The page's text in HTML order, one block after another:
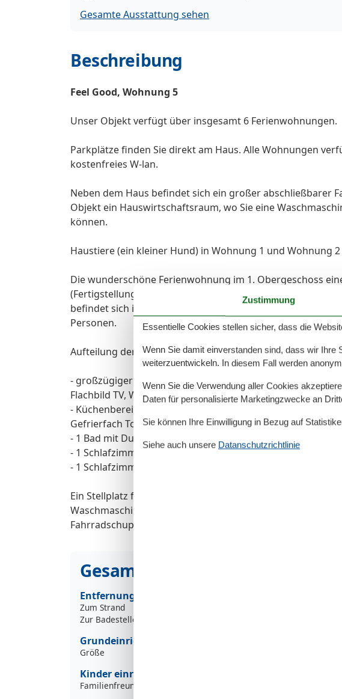
Gesamte Ausstattung sehen
Beschreibung
Feel Good, Wohnung 5
Unser Objekt verfügt über insgesamt 6 Ferienwohnungen.
Parkplätze finden Sie direkt am Haus. Alle Wohnungen
kostenfreies W-lan.
Neben dem Haus befindet sich ein großer abschließbarer
Objekt ein Hauswirtschaftsraum, wo Sie eine
können.
Haustiere (ein kleiner Hund) in Wohnung 1 und Wohnung
Die wunderschöne Ferienwohnung im 1. Obergeschoss
(Fertigstellung Mai 2018)
befindet sich im Ostseebad Koserow auf der Insel Usedom.
Personen.
Aufteilung der Räumlichkeiten:
- großzügiger lichtdurchfluteter Wohnbereich mit Zugang
Flachbild TV, Wlan
- Küchenbereich mit Küchenzeile (Backofen, Mikrowelle, 4
Gefrierfach Toaster, Kaffeemaschine, Wasserkocher) sowie
- 1 Bad mit Dusche, WC und Waschtisch
- 1 Schlafzimmer mit Doppelbett und Kleiderschrank
- 1 Schlafzimmer mit 2 Einzelbetten und Kleiderschrank im
Ein Stellplatz für Ihren PKW finden Sie direkt neben dem
Waschmaschine, welche über einen Münzautomat genutzt
Fahrradschuppen befindet sich auch direkt neben dem Haus.
Gesamte Ausstattung
Entfernungen
Zum Strand
Zur Badestelle/Gewässer
Grundeinrichtungen
Größe
Kinder einrichtungen
Familienfreundlich
Zustimmung
Essentielle Cookies stellen sicher, dass die
Wenn Sie damit einverstanden sind, dass wir
weiterzuentwickeln. In diesem Fall werden
Wenn Sie die Verwendung aller Cookies
Daten für personalisierte Marketingzwecke an
Sie können Ihre Einwilligung in Bezug auf
Siehe auch unsere Datanschutzrichtlinie